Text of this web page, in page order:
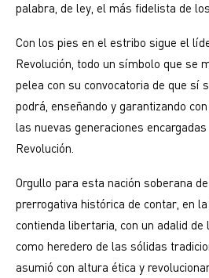
palabra, de ley, el más fidelista de
Con los pies en el estribo sigue el
Revolución, todo un símbolo que se
pelea con su convocatoria de que sí
podrá, enseñando y garantizando
las nuevas generaciones
Revolución.
Orgullo para esta nación soberana
prerrogativa histórica de contar, en
contienda libertaria, con un adalid de
como heredero de las sólidas
asumió con altura ética y